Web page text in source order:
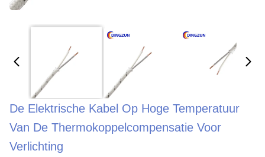
De Elektrische Kabel Op Hoge Temperatuur
Van De Thermokoppelcompensatie Voor
Verlichting